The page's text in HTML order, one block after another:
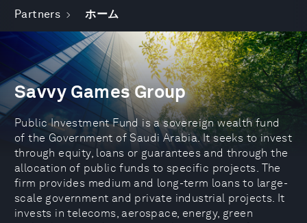
Partners ホーム
Savvy Games Group
Public Investment Fund is a sovereign wealth fund
of the Government of Saudi Arabia. It seeks to invest
through equity, loans or guarantees and through the
allocation of public funds to specific projects. The
firm provides medium and long-term loans to large-
scale government and private industrial projects. It
invests in telecoms, aerospace, energy, green